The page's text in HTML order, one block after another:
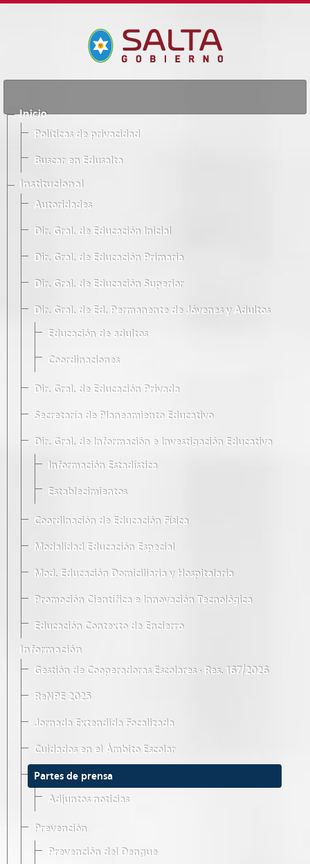
Inicio
Políticas de privacidad
Buscar en Edusalta
Institucional
Autoridades
Dir. Gral. de Educación Inicial
Dir. Gral. de Educación Primaria
Dir. Gral. de Educación Superior
Dir. Gral. de Ed. Permanente de Jóvenes y Adultos
Educación de adultos
Coordinaciones
Dir. Gral. de Educación Privada
Secretaría de Planeamiento Educativo
Dir. Gral. de Información e Investigación Educativa
Información Estadística
Establecimientos
Coordinación de Educación Física
Modalidad Educación Especial
Mod. Educación Domiciliaria y Hospitalaria
Promoción Científica e Innovación Tecnológica
Educación Contexto de Encierro
Información
Gestión de Cooperadoras Escolares · Res. 167/2026
ReNPE 2025
Jornada Extendida Focalizada
Cuidados en el Ámbito Escolar
Partes de prensa
Adjuntos noticias
Prevención
Prevención del Dengue